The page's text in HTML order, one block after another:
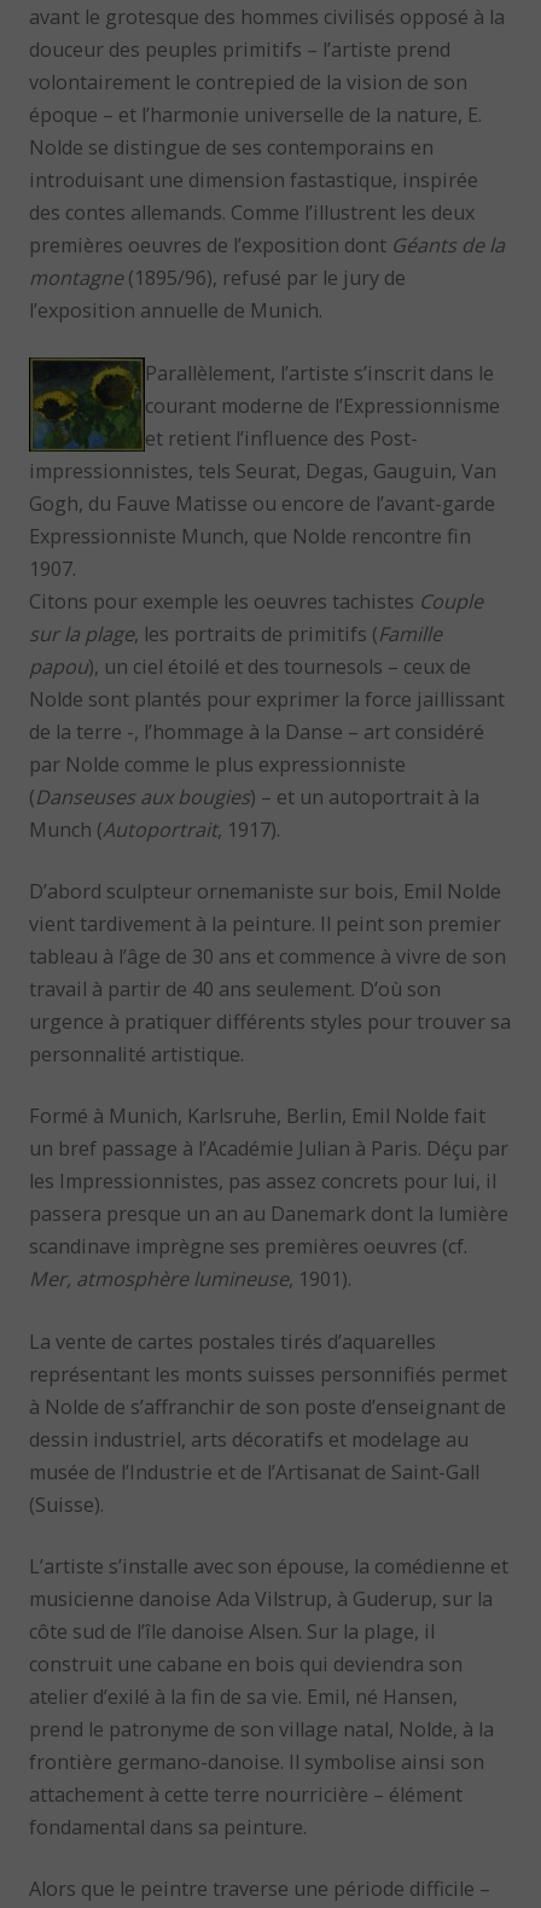
avant le grotesque des hommes civilisés opposé à la
douceur des peuples primitifs – l’artiste prend
volontairement le contrepied de la vision de son
époque – et l’harmonie universelle de la nature, E.
Nolde se distingue de ses contemporains en
introduisant une dimension fastastique, inspirée
des contes allemands. Comme l’illustrent les deux
premières oeuvres de l’exposition dont Géants de la
montagne(1895/96), refusé par le jury de
l’exposition annuelle de Munich.
Parallèlement, l’artiste s’inscrit dans le
courant moderne de l’Expressionnisme
et retient l’influence des Post-
impressionnistes, tels Seurat, Degas, Gauguin, Van
Gogh, du Fauve Matisse ou encore de l’avant-garde
Expressionniste Munch, que Nolde rencontre fin
1907.
Citons pour exemple les oeuvres tachistes Couple
sur la plage, les portraits de primitifs (Famille
papou), un ciel étoilé et des tournesols – ceux de
Nolde sont plantés pour exprimer la force jaillissant
de la terre -, l’hommage à la Danse – art considéré
par Nolde comme le plus expressionniste
(Danseuses aux bougies) – et un autoportrait à la
Munch (Autoportrait, 1917).
D’abord sculpteur ornemaniste sur bois, Emil Nolde
vient tardivement à la peinture. Il peint son premier
tableau à l’âge de 30 ans et commence à vivre de son
travail à partir de 40 ans seulement. D’où son
urgence à pratiquer différents styles pour trouver sa
personnalité artistique.
Formé à Munich, Karlsruhe, Berlin, Emil Nolde fait
un bref passage à l’Académie Julian à Paris. Déçu par
les Impressionnistes, pas assez concrets pour lui, il
passera presque un an au Danemark dont la lumière
scandinave imprègne ses premières oeuvres (cf.
Mer, atmosphère lumineuse, 1901).
La vente de cartes postales tirés d’aquarelles
représentant les monts suisses personnifiés permet
à Nolde de s’affranchir de son poste d’enseignant de
dessin industriel, arts décoratifs et modelage au
musée de l’Industrie et de l’Artisanat de Saint-Gall
(Suisse).
L’artiste s’installe avec son épouse, la comédienne et
musicienne danoise Ada Vilstrup, à Guderup, sur la
côte sud de l’île danoise Alsen. Sur la plage, il
construit une cabane en bois qui deviendra son
atelier d’exilé à la fin de sa vie. Emil, né Hansen,
prend le patronyme de son village natal, Nolde, à la
frontière germano-danoise. Il symbolise ainsi son
attachement à cette terre nourricière – élément
fondamental dans sa peinture.
Alors que le peintre traverse une période difficile –